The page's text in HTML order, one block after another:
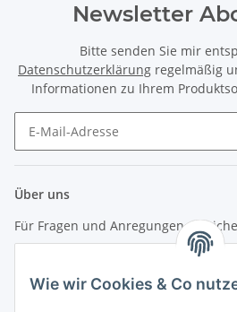
Wie wir Cookies & Co
Newsletter
Bitte senden Sie mir
Datenschutzerklärung regelmäßig
Informationen zu Ihrem
Über uns
Für Fragen und Anregungen
info (at) zweitedel.de